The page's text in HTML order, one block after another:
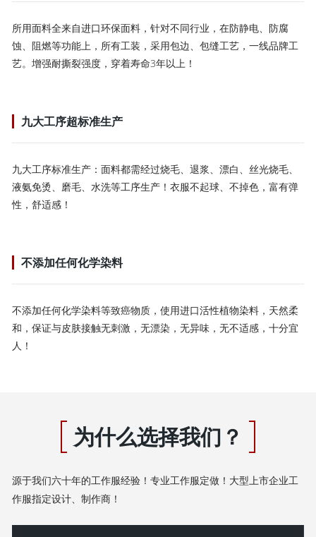
所用面料全来自进口环保面料，针对不同行业，在防静电、防腐
蚀、阻燃等功能上，所有工装，采用包边、包缝工艺，一线品牌工
艺。增强耐撕裂强度，穿着寿命3年以上！
九大工序超标准生产
九大工序标准生产：面料都需经过烧毛、退浆、漂白、丝光烧毛、
液氨免烫、磨毛、水洗等工序生产！衣服不起球、不掉色，富有弹
性，舒适感！
不添加任何化学染料
不添加任何化学染料等致癌物质，使用进口活性植物染料，天然柔
和，保证与皮肤接触无刺激，无漂染，无异味，无不适感，十分宜
人！
为什么选择我们？
源于我们六十年的工作服经验！专业工作服定做！大型上市企业工
作服指定设计、制作商！